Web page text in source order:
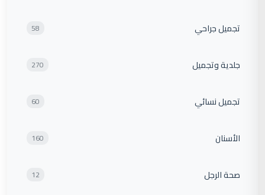
تجميل جراحي 58
جلدية وتجميل 270
تجميل نسائي 60
الأسنان 160
صحة الرجل 12